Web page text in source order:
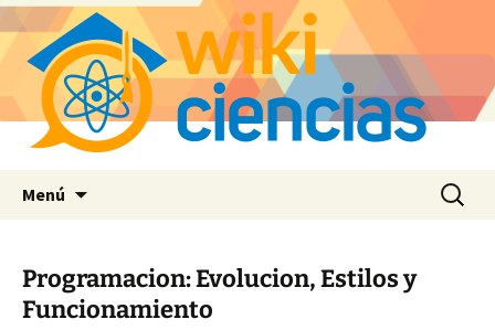
Menú Buscar:
Programacion: Evolucion, Estilos y
Funcionamiento